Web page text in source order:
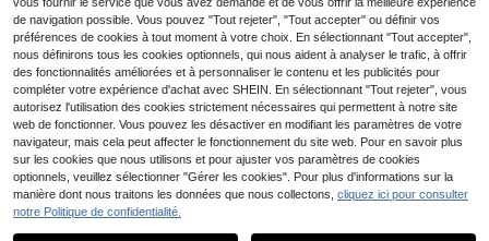
1 pièce Porte-papier toilette mural e
11,21€
het adhésif mural, étagère organisat
rice de vadrouille, support de bross
e et de balai, organisateur de salle d
e bain et buanderie, pince à vadroui
lle, support de vadrouille auto-adhé
sif, salle de bain, cuisine, jardin, acc
essoires de nettoyage, petits outils
ménagers, étagère de rangement g
ain de place, convient pour la salle
de bain, la cuisine, la chambre, les t
oilettes, la buanderie, le garage, ac
cessoires de salle de bain faciles à i
nstaller, outils de salle de bain
1
de navigation possible. Vous pouvez "Tout rejeter", "Tout accepter" ou définir vos
préférences de cookies à tout moment à votre choix. En sélectionnant "Tout accepter",
nous définirons tous les cookies optionnels, qui nous aident à analyser le trafic, à offrir
des fonctionnalités améliorées et à personnaliser le contenu et les publicités pour
compléter votre expérience d'achat avec SHEIN. En sélectionnant "Tout rejeter", vous
autorisez l'utilisation des cookies strictement nécessaires qui permettent à notre site
web de fonctionner. Vous pouvez les désactiver en modifiant les paramètres de votre
navigateur, mais cela peut affecter le fonctionnement du site web. Pour en savoir plus
sur les cookies que nous utilisons et pour ajuster vos paramètres de cookies
optionnels, veuillez sélectionner "Gérer les cookies". Pour plus d'informations sur la
manière dont nous traitons les données que nous collectons, cliquez ici pour consulter
notre Politique de confidentialité.